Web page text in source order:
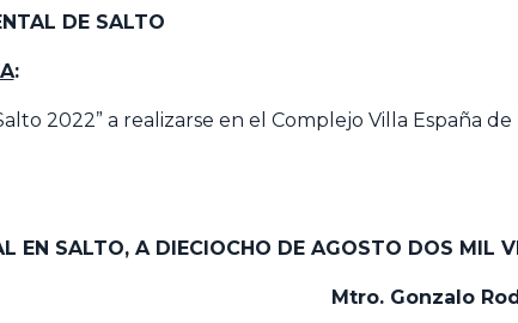
DE SALTO
:
2022” a realizarse en el Complejo Villa España
EN SALTO, A DIECIOCHO DE AGOSTO DOS MIL
Mtro. Gonzalo